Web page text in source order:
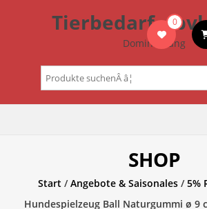
Tierbedarf –
Dominik Lang
0
Suchen
nach:
SHOP
Start /Angebote & Saisonales /5%
Hundespielzeug Ball Naturgummi ø 9